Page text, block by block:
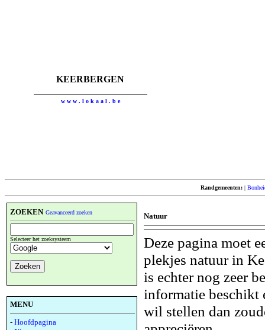
KEERBERGEN
w w w . l o k a a l . b e
Randgemeenten: |
ZOEKEN Geavanceerd zoeken
Selecteer het zoeksysteem
MENU
- Hoofdpagina
Natuur
Deze pagina moet
plekjes natuur in
is echter nog zeer
informatie beschikt
wil stellen dan